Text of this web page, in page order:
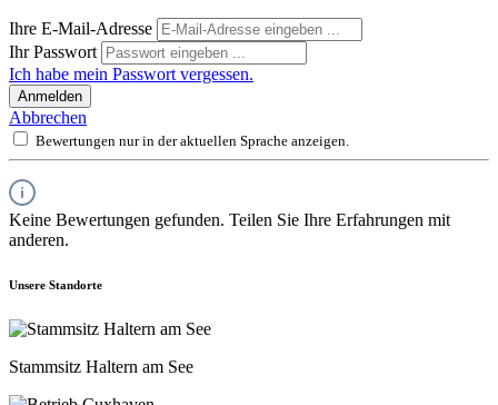
Ihre E-Mail-Adresse
Ihr Passwort
Ich habe mein Passwort vergessen.
Anmelden
Abbrechen
Bewertungen nur in der aktuellen Sprache anzeigen.
Keine Bewertungen gefunden. Teilen Sie Ihre Erfahrungen mit
anderen.
Unsere Standorte
Stammsitz Haltern am See